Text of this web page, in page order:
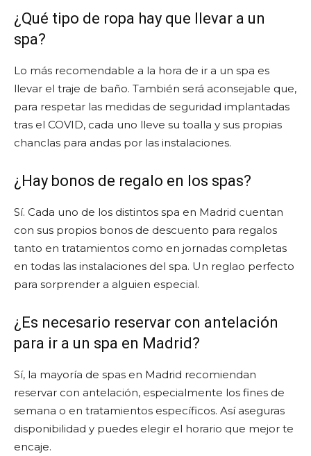
¿Qué tipo de ropa hay que llevar a un
spa?
Lo más recomendable a la hora de ir a un spa es
llevar el traje de baño. También será aconsejable que,
para respetar las medidas de seguridad implantadas
tras el COVID, cada uno lleve su toalla y sus propias
chanclas para andas por las instalaciones.
¿Hay bonos de regalo en los spas?
Sí. Cada uno de los distintos spa en Madrid cuentan
con sus propios bonos de descuento para regalos
tanto en tratamientos como en jornadas completas
en todas las instalaciones del spa. Un reglao perfecto
para sorprender a alguien especial.
¿Es necesario reservar con antelación
para ir a un spa en Madrid?
Sí, la mayoría de spas en Madrid recomiendan
reservar con antelación, especialmente los fines de
semana o en tratamientos específicos. Así aseguras
disponibilidad y puedes elegir el horario que mejor te
encaje.